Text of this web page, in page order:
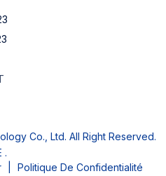
Co., Ltd. All Right Reserved.
.
Politique De Confidentialité